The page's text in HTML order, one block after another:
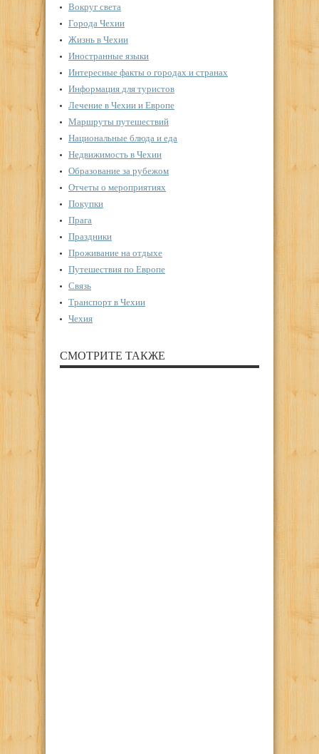
Вокруг света
Города Чехии
Жизнь в Чехии
Иностранные языки
Интересные факты о городах и странах
Информация для туристов
Лечение в Чехии и Европе
Маршруты путешествий
Национальные блюда и еда
Недвижимость в Чехии
Образование за рубежом
Отчеты о мероприятиях
Покупки
Прага
Праздники
Проживание на отдыхе
Путешествия по Европе
Связь
Транспорт в Чехии
Чехия
СМОТРИТЕ ТАКЖЕ